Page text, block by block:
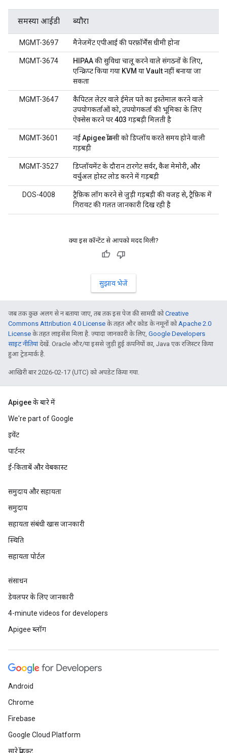
समस्या आईडी ब्यौरा
MGMT-3697 मैनेजमेंट एपीआई की परफ़ॉर्मेंस धीमी होना
MGMT-3674
HIPAA की सुविधा चालू करने वाले संगठनों के लिए,
एन्क्रिप्ट किया गया KVM या Vault नहीं बनाया जा
सकता
MGMT-3647
कैपिटल लेटर वाले ईमेल पते का इस्तेमाल करने वाले
उपयोगकर्ताओं को, उपयोगकर्ता की भूमिका के लिए
ऐक्सेस करने पर 403 गड़बड़ी मिलती है
MGMT-3601
नई Apigee प्रॉक्सी को डिप्लॉय करते समय होने वाली
गड़बड़ी
MGMT-3527
डिप्लॉयमेंट के दौरान टारगेट सर्वर, कैश मेमोरी, और
वर्चुअल होस्ट लोड करने में गड़बड़ी
DOS-4008
ट्रैफ़िक लॉग करने से जुड़ी गड़बड़ी की वजह से, ट्रैफ़िक में
गिरावट की गलत जानकारी दिख रही है
क्या इस कॉन्टेंट से आपको मदद मिली?
सुझाव भेजें
जब तक कुछ अलग से न बताया जाए, तब तक इस पेज की सामग्री कोCreative
Commons Attribution 4.0 License के तहत और कोड के नमूनों कोApache 2.0
License के तहत लाइसेंस मिला है. ज़्यादा जानकारी के लिए, Google Developers
साइट नीतियांदेखें. Oracle और/या इससे जुड़ी हुई कंपनियों का, Java एक रजिस्टर किया
हुआ ट्रेडमार्क है.
आखिरी बार 2026-02-17 (UTC) को अपडेट किया गया.
Apigee के बारे में
We're part of Google
इवेंट
पार्टनर
ई-किताबें और वेबकास्ट
समुदाय और सहायता
समुदाय
सहायता संबंधी खास जानकारी
स्थिति
सहायता पोर्टल
संसाधन
डेवलपर के लिए जानकारी
4-minute videos for developers
Apigee ब्लॉग
Android
Chrome
Firebase
Google Cloud Platform
सारे प्रॉडक्ट